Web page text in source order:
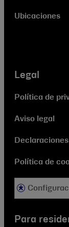
Ubicaciones
Legal
Política de
Aviso legal
Política de
Para